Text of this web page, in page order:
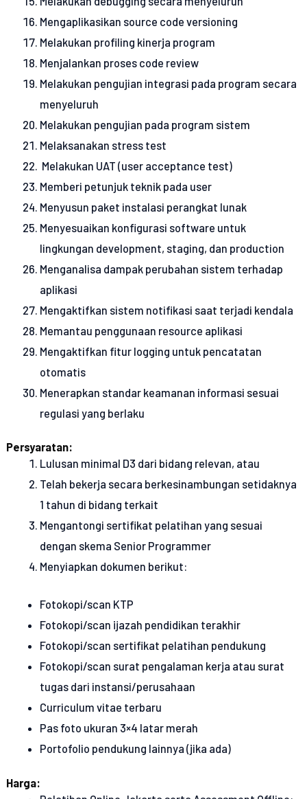
Mengaplikasikan source code versioning
Melakukan profiling kinerja program
Menjalankan proses code review
Melakukan pengujian integrasi pada program secara
menyeluruh
Melakukan pengujian pada program sistem
Melaksanakan stress test
Melakukan UAT (user acceptance test)
Memberi petunjuk teknik pada user
Menyusun paket instalasi perangkat lunak
Menyesuaikan konfigurasi software untuk
lingkungan development, staging, dan production
Menganalisa dampak perubahan sistem terhadap
aplikasi
Mengaktifkan sistem notifikasi saat terjadi kendala
Memantau penggunaan resource aplikasi
Mengaktifkan fitur logging untuk pencatatan
otomatis
Menerapkan standar keamanan informasi sesuai
regulasi yang berlaku
Persyaratan:
Lulusan minimal D3 dari bidang relevan, atau
Telah bekerja secara berkesinambungan setidaknya
1 tahun di bidang terkait
Mengantongi sertifikat pelatihan yang sesuai
dengan skema Senior Programmer
Menyiapkan dokumen berikut:
Fotokopi/scan KTP
Fotokopi/scan ijazah pendidikan terakhir
Fotokopi/scan sertifikat pelatihan pendukung
Fotokopi/scan surat pengalaman kerja atau surat
tugas dari instansi/perusahaan
Curriculum vitae terbaru
Pas foto ukuran 3×4 latar merah
Portofolio pendukung lainnya (jika ada)
Harga: